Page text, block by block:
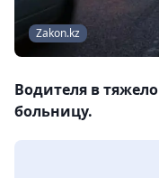
Zakon.kz
Водителя в
больницу.